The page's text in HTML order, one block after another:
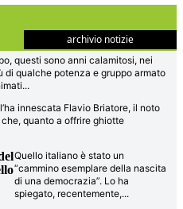
archivio notizie
questi sono anni calamitosi, nei
di qualche potenza e gruppo armato
...
innescata Flavio Briatore, il noto
quanto a offrire ghiotte
Quello italiano è stato un
“cammino esemplare della nascita
di una democrazia”. Lo ha
spiegato, recentemente,...